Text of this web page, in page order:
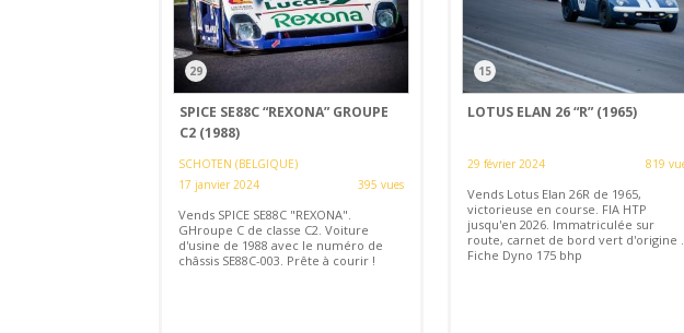
29
SPICE SE88C “REXONA” GROUPE
C2 (1988)
SCHOTEN (BELGIQUE)
17 janvier 2024
395 vues
Vends SPICE SE88C "REXONA".
GHroupe C de classe C2. Voiture
d'usine de 1988 avec le numéro de
châssis SE88C-003. Prête à courir !
15
LOTUS ELAN 26 “R” (1965)
29 février 2024 819
Vends Lotus Elan 26R de 1965,
victorieuse en course. FIA HTP
jusqu'en 2026. Immatriculée sur
route, carnet de bord vert d'origine .
Fiche Dyno 175 bhp